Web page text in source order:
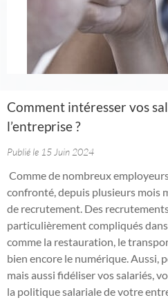
Comment intéresser vos
l’entreprise ?
Publié le 15 Juin 2024
Comme de nombreux
confronté, depuis plusieurs mois
de recrutement. Des
particulièrement compliqués
comme la restauration, le
bien encore le numérique. Aussi,
mais aussi fidéliser vos salariés,
la politique salariale de votre